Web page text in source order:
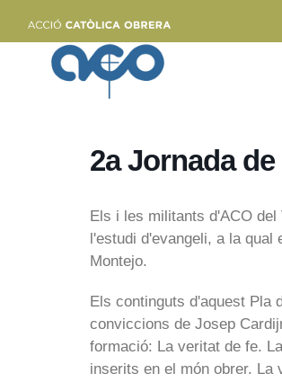
2a Jornada
Els i les militants d'ACO
l'estudi d'evangeli, a la
Montejo.
Els continguts d'aquest Pla
conviccions de Josep
formació: La veritat de fe.
inserits en el món obrer. La